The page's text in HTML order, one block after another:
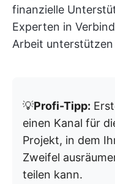
finanzielle
Experten in
Arbeit
💡Profi-Tipp:
einen Kanal für
Projekt, in dem
Zweifel
teilen kann.